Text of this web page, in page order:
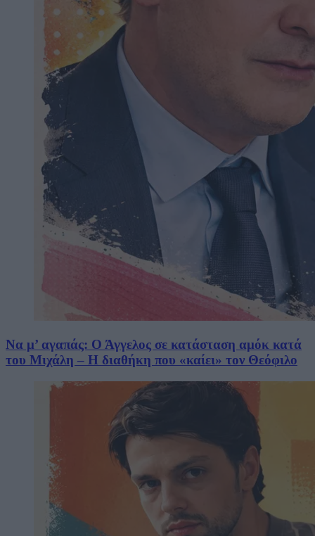
Να μ’ αγαπάς: Ο Άγγελος σε κατάσταση αμόκ κατά
του Μιχάλη – Η διαθήκη που «καίει» τον Θεόφιλο